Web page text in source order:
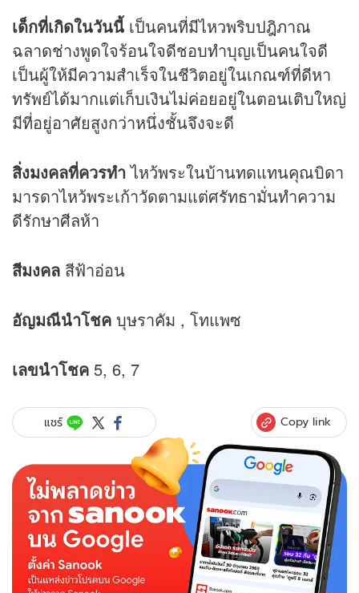
เด็กที่เกิดในวันนี้ เป็นคนที่มีไหวพริบปฎิภาณ
ฉลาดช่างพูดใจร้อนใจดีชอบทำบุญเป็นคนใจดี
เป็นผู้ให้มีความสำเร็จในชีวิตอยู่ในเกณฑ์ที่ดีหา
ทรัพย์ได้มากแต่เก็บเงินไม่ค่อยอยู่ในตอนเติบใหญ่
มีที่อยู่อาศัยสูงกว่าหนึ่งชั้นจึงจะดี
สิ่งมงคลที่ควรทำไหว้พระในบ้านทดแทนคุณบิดา
มารดาไหว้พระเก้าวัดตามแต่ศรัทธามั่นทำความ
ดีรักษาศีลห้า
สีมงคล สีฟ้าอ่อน
อัญมณีนำโชค บุษราคัม , โทแพซ
เลขนำโชค 5, 6, 7
แชร์ Copy link